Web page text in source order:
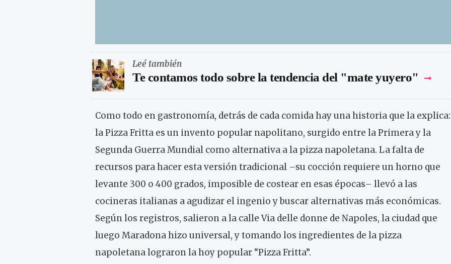
Leé también
Te contamos todo sobre la tendencia del "mate yuyero"
Como todo en gastronomía, detrás de cada comida hay una historia que la explica:
la Pizza Fritta es un invento popular napolitano, surgido entre la Primera y la
Segunda Guerra Mundial como alternativa a la pizza napoletana. La falta de
recursos para hacer esta versión tradicional –su cocción requiere un horno que
levante 300 o 400 grados, imposible de costear en esas épocas– llevó a las
cocineras italianas a agudizar el ingenio y buscar alternativas más económicas.
Según los registros, salieron a la calle Via delle donne de Napoles, la ciudad que
luego Maradona hizo universal, y tomando los ingredientes de la pizza
napoletana lograron la hoy popular “Pizza Fritta”.